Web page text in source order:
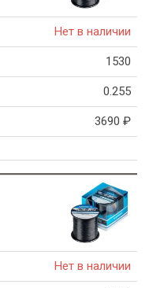
Нет в наличии
1530
0.255
3690 ₽
Нет в наличии